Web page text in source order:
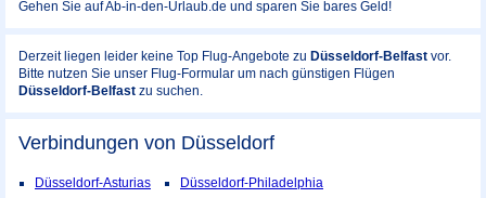
Gehen Sie auf Ab-in-den-Urlaub.de und sparen Sie bares Geld!
Derzeit liegen leider keine Top Flug-Angebote zu Düsseldorf-Belfast vor.
Bitte nutzen Sie unser Flug-Formular um nach günstigen Flügen
Düsseldorf-Belfast zu suchen.
Verbindungen von Düsseldorf
Düsseldorf-Asturias
Düsseldorf-Philadelphia